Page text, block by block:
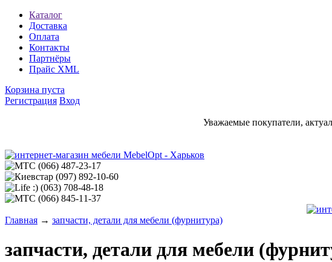
Каталог
Доставка
Оплата
Контакты
Партнёры
Прайс XML
Корзина пуста
Регистрация Вход
Уважаемые покупатели,
(066) 487-23-17
(097) 892-10-60
(063) 708-48-18
(066) 845-11-37
Главная → запчасти, детали для мебели (фурнитура)
запчасти, детали для мебели